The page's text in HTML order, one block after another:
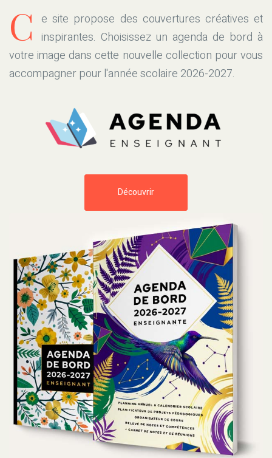
C e site propose des couvertures créatives et
inspirantes. Choisissez un agenda de bord à
votre image dans cette nouvelle collection pour vous
accompagner pour l'année scolaire 2026-2027.
Découvrir